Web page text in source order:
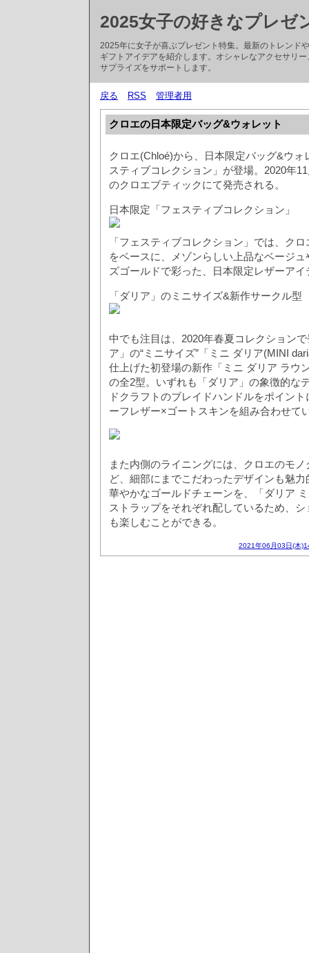
2025女子の好きなプレゼ
2025年に女子が喜ぶプレゼント特集。最新のトレンド
ギフトアイデアを紹介します。オシャレなアクセサリ
サプライズをサポートします。
戻る RSS 管理者用
クロエの日本限定バッグ&ウォレット
クロエ(Chloé)から、日本限定バッグ&ウ
スティブコレクション」が登場。2020年
のクロエブティックにて発売される。
日本限定「フェスティブコレクション」
「フェスティブコレクション」では、ク
をベースに、メゾンらしい上品なベージ
ズゴールドで彩った、日本限定レザーア
「ダリア」のミニサイズ&新作サークル型
中でも注目は、2020年春夏コレクション
ア」の“ミニサイズ”「ミニ ダリア(MINI
仕上げた初登場の新作「ミニ ダリア ラウ
の全2型。いずれも「ダリア」の象徴的な
ドクラフトのブレイドハンドルをポイン
ーフレザー×ゴートスキンを組み合わせて
また内側のライニングには、クロエのモ
ど、細部にまでこだわったデザインも魅
華やかなゴールドチェーンを、「ダリア
ストラップをそれぞれ配しているため、
も楽しむことができる。
2021年06月03日(木